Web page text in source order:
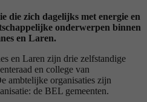
die zich dagelijks met energie en
onderwerpen binnen
en Laren.
en Laren zijn drie zelfstandige
en college van
ambtelijke organisaties zijn
de BEL gemeenten.